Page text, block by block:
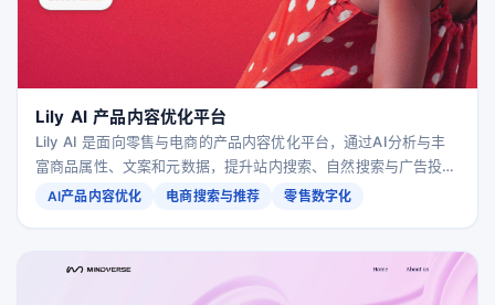
Lily AI 产品内容优化平台
Lily AI 是面向零售与电商的产品内容优化平台，通过AI分析与丰
富商品属性、文案和元数据，提升站内搜索、自然搜索与广告投放
效果，驱动曝光、流量与转化增长。
AI产品内容优化 电商搜索与推荐 零售数字化